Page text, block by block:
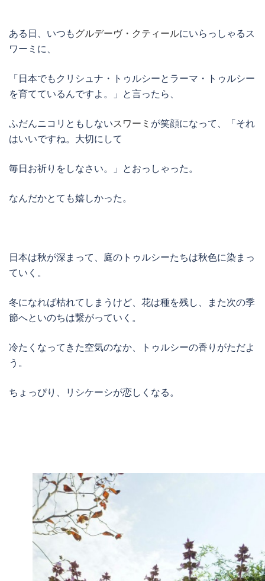
ある日、いつもグルデーヴ・クティールにいらっしゃるス
ワーミに、
「日本でもクリシュナ・トゥルシーとラーマ・トゥルシー
を育てているんですよ。」と言ったら、
ふだんニコリともしないスワーミ が笑顔になって、「それ
はいいですね。大切にして
毎日お祈りをしなさい。」とおっしゃった。
なんだかとても嬉しかった。
日本は秋が深まって、庭のトゥルシーたちは秋色に染まっ
ていく。
冬になれば枯れてしまうけど、花は種を残し、また次の季
節へといのちは繋がっていく。
冷たくなってきた空気のなか、トゥルシーの香りがただよ
う。
ちょっぴり、リシケーシが恋しくなる。